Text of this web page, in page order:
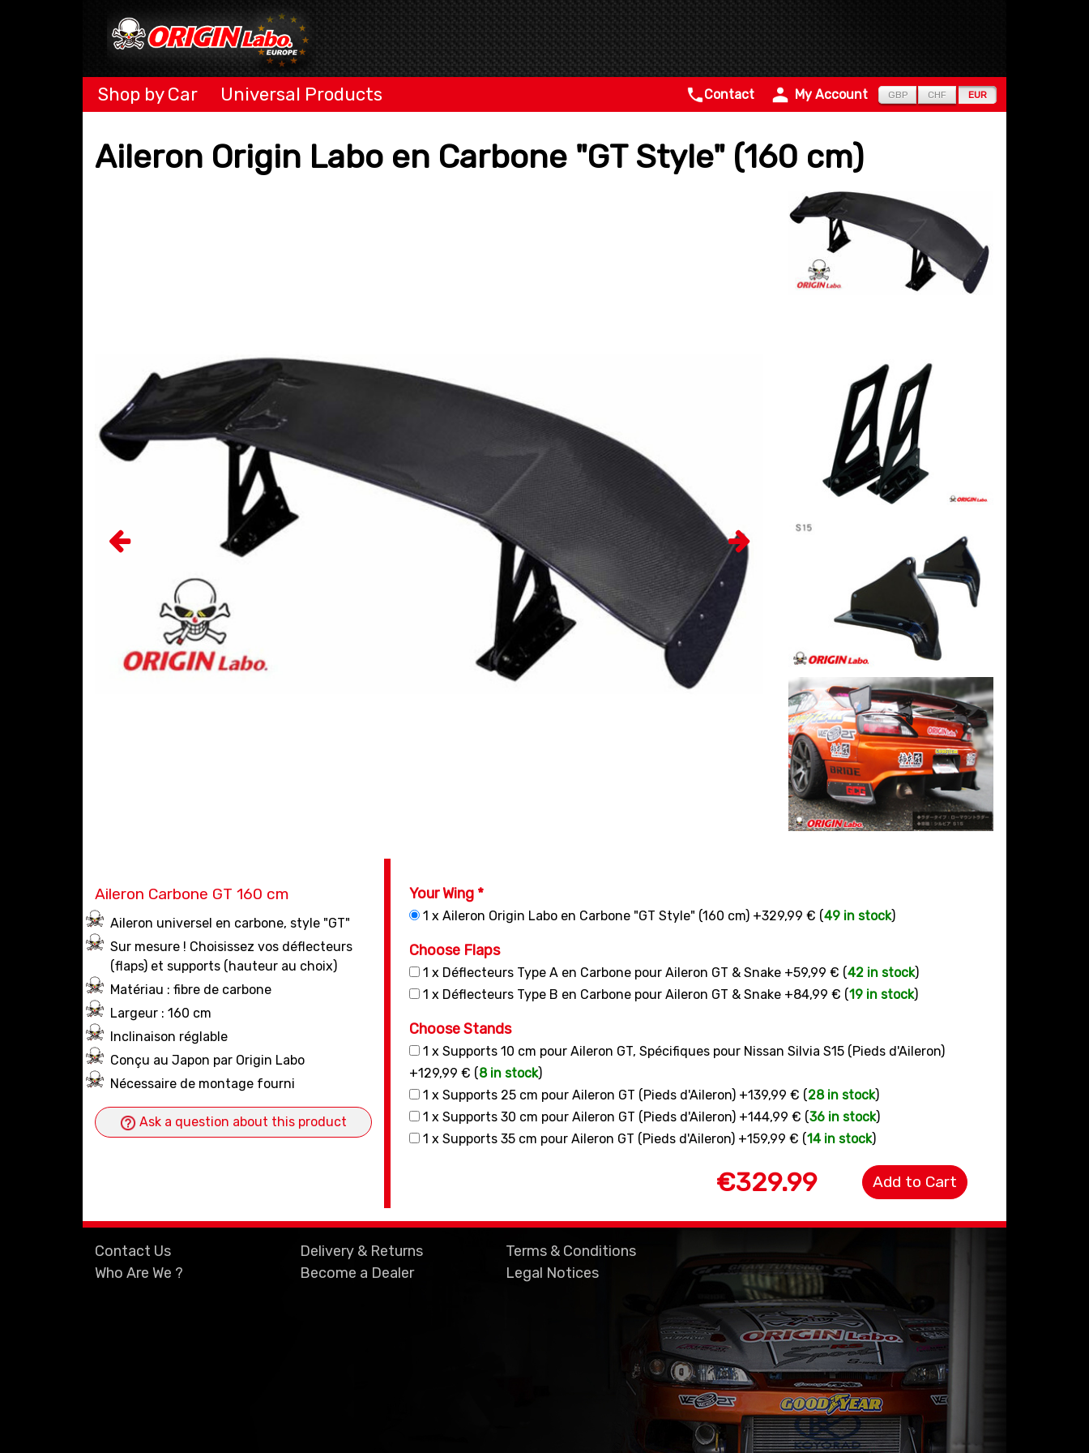
Shop by Car Universal Products Contact My Account GBP CHF EUR
Aileron Origin Labo en Carbone "GT Style" (160 cm)
Aileron Carbone GT 160 cm
Aileron universel en carbone, style "GT"
Sur mesure ! Choisissez vos déflecteurs
(flaps) et supports (hauteur au choix)
Matériau : fibre de carbone
Largeur : 160 cm
Inclinaison réglable
Conçu au Japon par Origin Labo
Nécessaire de montage fourni
Ask a question about this product
Your Wing *
1 x Aileron Origin Labo en Carbone "GT Style" (160 cm) +329,99 € (49 in stock)
Choose Flaps
1 x Déflecteurs Type A en Carbone pour Aileron GT & Snake +59,99 € (42 in stock)
1 x Déflecteurs Type B en Carbone pour Aileron GT & Snake +84,99 € (19 in stock)
Choose Stands
1 x Supports 10 cm pour Aileron GT, Spécifiques pour Nissan Silvia S15 (Pieds d'Aileron)
+129,99 € (8 in stock)
1 x Supports 25 cm pour Aileron GT (Pieds d'Aileron) +139,99 € (28 in stock)
1 x Supports 30 cm pour Aileron GT (Pieds d'Aileron) +144,99 € (36 in stock)
1 x Supports 35 cm pour Aileron GT (Pieds d'Aileron) +159,99 € (14 in stock)
€329.99 Add to Cart
Contact Us
Who Are We ?
Delivery & Returns
Become a Dealer
Terms & Conditions
Legal Notices